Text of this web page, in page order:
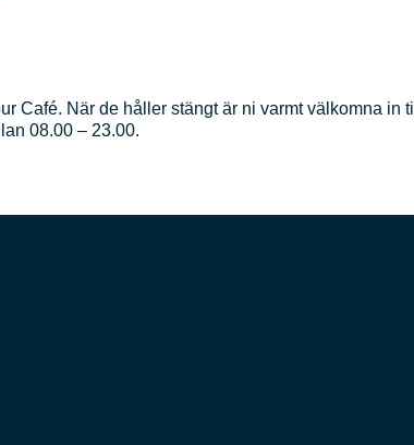
Café. När de håller stängt är ni varmt välkomna in
08.00 – 23.00.